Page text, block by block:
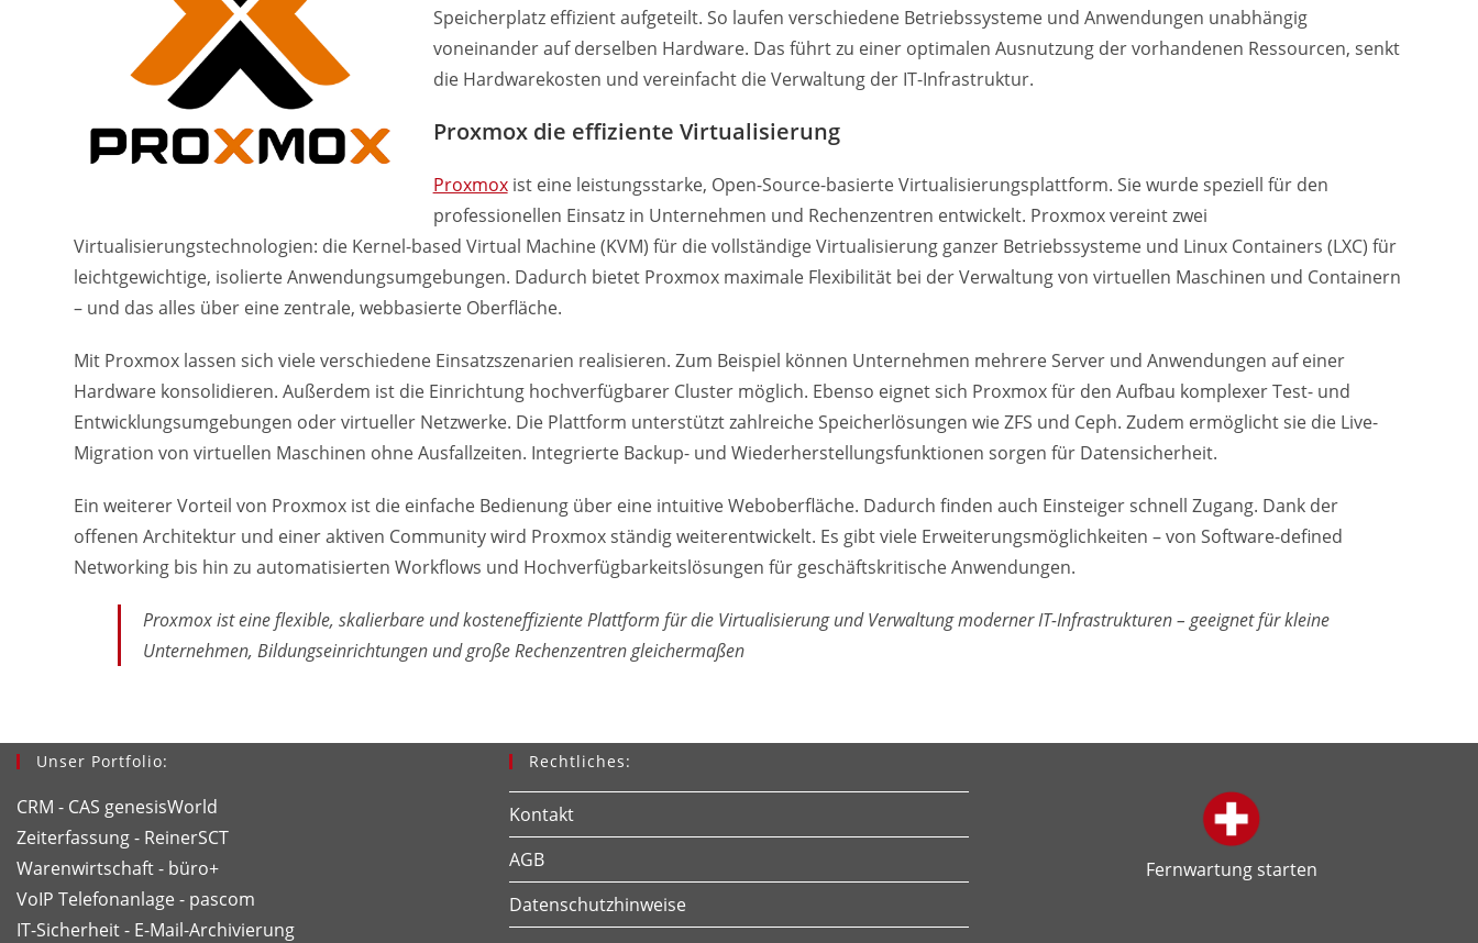
Speicherplatz effizient aufgeteilt. So laufen verschiedene Betriebssysteme und Anwendungen unabhängig
voneinander auf derselben Hardware. Das führt zu einer optimalen Ausnutzung der vorhandenen Ressourcen, senkt
die Hardwarekosten und vereinfacht die Verwaltung der IT-Infrastruktur.
Proxmox die effiziente Virtualisierung
Proxmoxist eine leistungsstarke, Open-Source-basierte Virtualisierungsplattform. Sie wurde speziell für den
professionellen Einsatz in Unternehmen und Rechenzentren entwickelt. Proxmox vereint zwei
Virtualisierungstechnologien: die Kernel-based Virtual Machine (KVM) für die vollständige Virtualisierung ganzer Betriebssysteme und Linux Containers (LXC) für
leichtgewichtige, isolierte Anwendungsumgebungen. Dadurch bietet Proxmox maximale Flexibilität bei der Verwaltung von virtuellen Maschinen und Containern
– und das alles über eine zentrale, webbasierte Oberfläche.
Mit Proxmox lassen sich viele verschiedene Einsatzszenarien realisieren. Zum Beispiel können Unternehmen mehrere Server und Anwendungen auf einer
Hardware konsolidieren. Außerdem ist die Einrichtung hochverfügbarer Cluster möglich. Ebenso eignet sich Proxmox für den Aufbau komplexer Test- und
Entwicklungsumgebungen oder virtueller Netzwerke. Die Plattform unterstützt zahlreiche Speicherlösungen wie ZFS und Ceph. Zudem ermöglicht sie die Live-
Migration von virtuellen Maschinen ohne Ausfallzeiten. Integrierte Backup- und Wiederherstellungsfunktionen sorgen für Datensicherheit.
Ein weiterer Vorteil von Proxmox ist die einfache Bedienung über eine intuitive Weboberfläche. Dadurch finden auch Einsteiger schnell Zugang. Dank der
offenen Architektur und einer aktiven Community wird Proxmox ständig weiterentwickelt. Es gibt viele Erweiterungsmöglichkeiten – von Software-defined
Networking bis hin zu automatisierten Workflows und Hochverfügbarkeitslösungen für geschäftskritische Anwendungen.
Proxmox ist eine flexible, skalierbare und kosteneffiziente Plattform für die Virtualisierung und Verwaltung moderner IT-Infrastrukturen – geeignet für kleine
Unternehmen, Bildungseinrichtungen und große Rechenzentren gleichermaßen
Unser Portfolio:
CRM - CAS genesisWorld
Zeiterfassung - ReinerSCT
Warenwirtschaft - büro+
VoIP Telefonanlage - pascom
IT-Sicherheit - E-Mail-Archivierung
Rechtliches:
Kontakt
AGB
Datenschutzhinweise
Fernwartung starten